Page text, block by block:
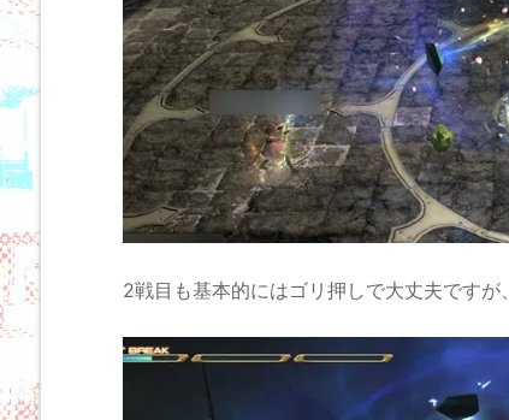
2戦目も基本的にはゴリ押しで大丈夫ですが、